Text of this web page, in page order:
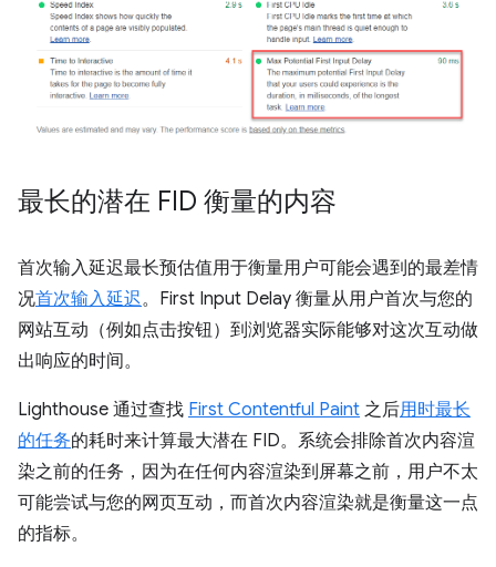
最长的潜在 FID 衡量的内容
首次输入延迟最长预估值用于衡量用户可能会遇到的最差情
况首次输入延迟。First Input Delay 衡量从用户首次与您的
网站互动（例如点击按钮）到浏览器实际能够对这次互动做
出响应的时间。
Lighthouse 通过查找 First Contentful Paint 之后用时最长
的任务的耗时来计算最大潜在 FID。系统会排除首次内容渲
染之前的任务，因为在任何内容渲染到屏幕之前，用户不太
可能尝试与您的网页互动，而首次内容渲染就是衡量这一点
的指标。